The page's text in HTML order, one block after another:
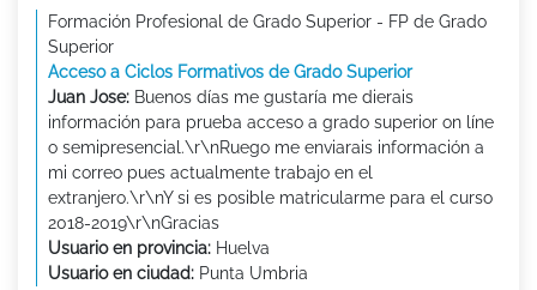
Formación Profesional de Grado Superior - FP de Grado
Superior
Acceso a Ciclos Formativos de Grado Superior
Juan Jose: Buenos días me gustaría me dierais
información para prueba acceso a grado superior on líne
o semipresencial.\r\nRuego me enviarais información a
mi correo pues actualmente trabajo en el
extranjero.\r\nY si es posible matricularme para el curso
2018-2019\r\nGracias
Usuario en provincia: Huelva
Usuario en ciudad: Punta Umbria